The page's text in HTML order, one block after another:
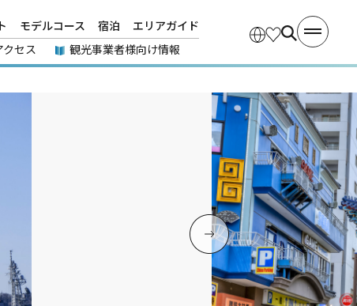
モデルコース 宿泊
エリアガイド
クセス 観光事業者様向け情報